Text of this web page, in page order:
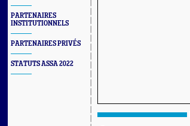
PARTENAIRES
INSTITUTIONNELS
PARTENAIRES PRIVÉS
STATUTS ASSA 2022